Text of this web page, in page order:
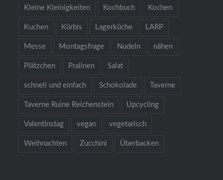
Kleine Kleinigkeiten Kochbuch Kochen
Kuchen Kürbis Lagerküche LARP
Messe Montagsfrage Nudeln nähen
Plätzchen Pralinen Salat
schnell und einfach Schokolade Taverne
Taverne Ruine Reichenstein Upcycling
Valentinstag vegan vegetarisch
Weihnachten Zucchini Überbacken